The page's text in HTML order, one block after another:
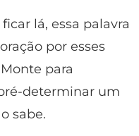
lá, essa palavra
por esses
para
determinar um
sabe.